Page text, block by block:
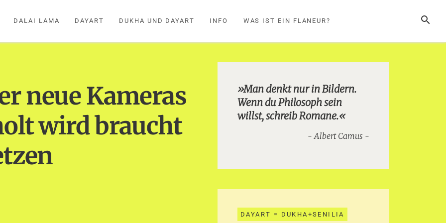
SUCHE
DALAI LAMA DAYART DUKHA UND DAYART INFO WAS IST EIN FLANEUR?
neue Kameras
wird braucht
»Man denkt nur in Bildern.
Wenn du Philosoph sein
willst, schreib Romane.«
Albert Camus
DAYART = DUKHA+SENILIA